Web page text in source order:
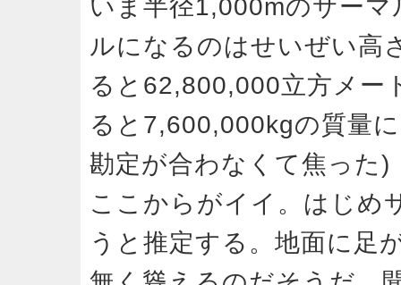
いま半径1,000mのサー
ルになるのはせいぜい高
ると62,800,000立方メー
ると7,600,000kgの質量
勘定が合わなくて焦った)
ここからがイイ。はじめ
うと推定する。地面に足